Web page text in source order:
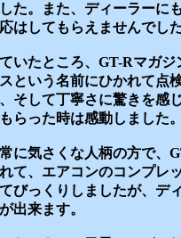
た。また、ディーラーに
はしてもらえませんでし
いたところ、GT-Rマガ
という名前にひかれて点
そして丁寧さに驚きを感
らった時は感動しました
に気さくな人柄の方で、
て、エアコンのコンプレ
びっくりしましたが、デ
出来ます。